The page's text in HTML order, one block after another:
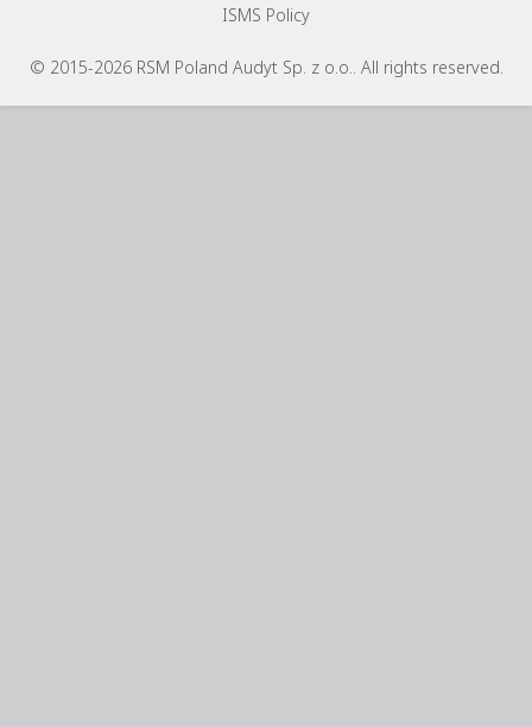
© 2015-2026 RSM Poland Audyt Sp. z o.o.. All rights reserved.
ISMS Policy